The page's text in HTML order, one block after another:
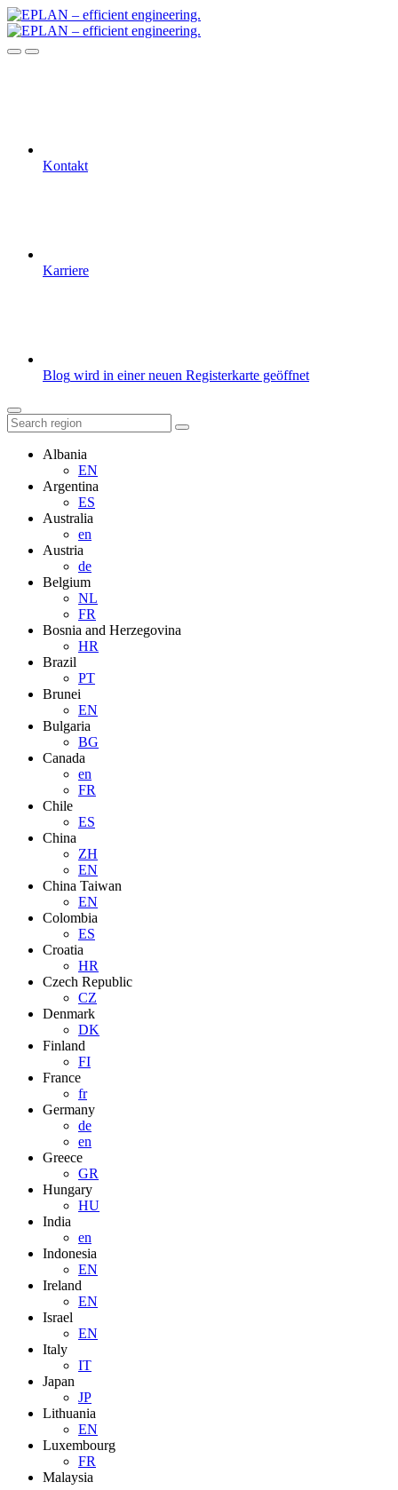
Kontakt
Karriere
Blog wird in einer neuen Registerkarte geöffnet
Albania
EN
Argentina
ES
Australia
en
Austria
de
Belgium
NL
FR
Bosnia and Herzegovina
HR
Brazil
PT
Brunei
EN
Bulgaria
BG
Canada
en
FR
Chile
ES
China
ZH
EN
China Taiwan
EN
Colombia
ES
Croatia
HR
Czech Republic
CZ
Denmark
DK
Finland
FI
France
fr
Germany
de
en
Greece
GR
Hungary
HU
India
en
Indonesia
EN
Ireland
EN
Israel
EN
Italy
IT
Japan
JP
Lithuania
EN
Luxembourg
FR
Malaysia